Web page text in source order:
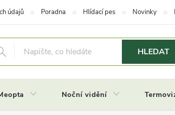
údajů Poradna Hlídací pes Novinky
HLEDAT
Noční vidění